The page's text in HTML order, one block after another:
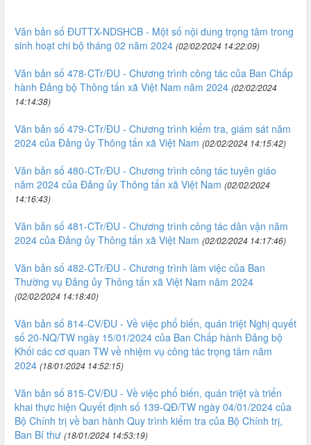
Văn bản số ĐUTTX-NDSHCB - Một số nội dung trọng tâm trong
sinh hoạt chi bộ tháng 02 năm 2024 (02/02/2024 14:22:09)
Văn bản số 478-CTr/ĐU - Chương trình công tác của Ban Chấp
hành Đảng bộ Thông tấn xã Việt Nam năm 2024 (02/02/2024
14:14:38)
Văn bản số 479-CTr/ĐU - Chương trình kiểm tra, giám sát năm
2024 của Đảng ủy Thông tấn xã Việt Nam (02/02/2024 14:15:42)
Văn bản số 480-CTr/ĐU - Chương trình công tác tuyên giáo
năm 2024 của Đảng ủy Thông tấn xã Việt Nam (02/02/2024
14:16:43)
Văn bản số 481-CTr/ĐU - Chương trình công tác dân vận năm
2024 của Đảng ủy Thông tấn xã Việt Nam (02/02/2024 14:17:46)
Văn bản số 482-CTr/ĐU - Chương trình làm việc của Ban
Thường vụ Đảng ủy Thông tấn xã Việt Nam năm 2024
(02/02/2024 14:18:40)
Văn bản số 814-CV/ĐU - Về việc phổ biến, quán triệt Nghị quyết
số 20-NQ/TW ngày 15/01/2024 của Ban Chấp hành Đảng bộ
Khối các cơ quan TW về nhiệm vụ công tác trọng tâm năm
2024 (18/01/2024 14:52:15)
Văn bản số 815-CV/ĐU - Về việc phổ biến, quán triệt và triển
khai thực hiện Quyết định số 139-QĐ/TW ngày 04/01/2024 của
Bộ Chính trị về ban hành Quy trình kiểm tra của Bộ Chính trị,
Ban Bí thư (18/01/2024 14:53:19)